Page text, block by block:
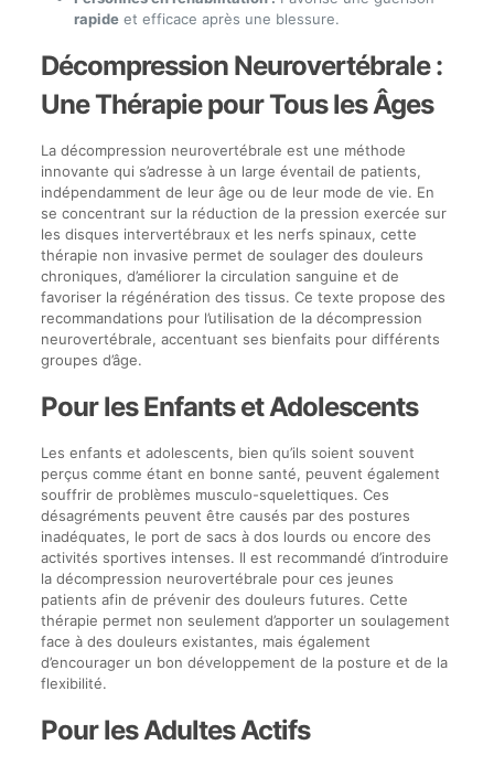
rapideet efficace après une blessure.
Décompression Neurovertébrale :
Une Thérapie pour Tous les Âges
La décompression neurovertébrale est une méthode
innovante qui s’adresse à un large éventail de patients,
indépendamment de leur âge ou de leur mode de vie. En
se concentrant sur la réduction de la pression exercée sur
les disques intervertébraux et les nerfs spinaux, cette
thérapie non invasive permet de soulager des douleurs
chroniques, d’améliorer la circulation sanguine et de
favoriser la régénération des tissus. Ce texte propose des
recommandations pour l’utilisation de la décompression
neurovertébrale, accentuant ses bienfaits pour différents
groupes d’âge.
Pour les Enfants et Adolescents
Les enfants et adolescents, bien qu’ils soient souvent
perçus comme étant en bonne santé, peuvent également
souffrir de problèmes musculo-squelettiques. Ces
désagréments peuvent être causés par des postures
inadéquates, le port de sacs à dos lourds ou encore des
activités sportives intenses. Il est recommandé d’introduire
la décompression neurovertébrale pour ces jeunes
patients afin de prévenir des douleurs futures. Cette
thérapie permet non seulement d’apporter un soulagement
face à des douleurs existantes, mais également
d’encourager un bon développement de la posture et de la
flexibilité.
Pour les Adultes Actifs